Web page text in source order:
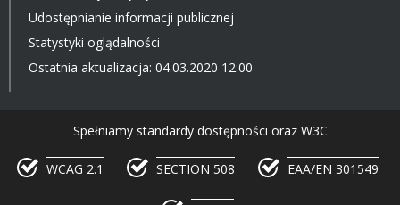
Udostępnianie informacji publicznej
Statystyki oglądalności
Ostatnia aktualizacja: 04.03.2020 12:00
Spełniamy standardy dostępności oraz W3C
WCAG 2.1 SECTION 508 EAA/EN 301549